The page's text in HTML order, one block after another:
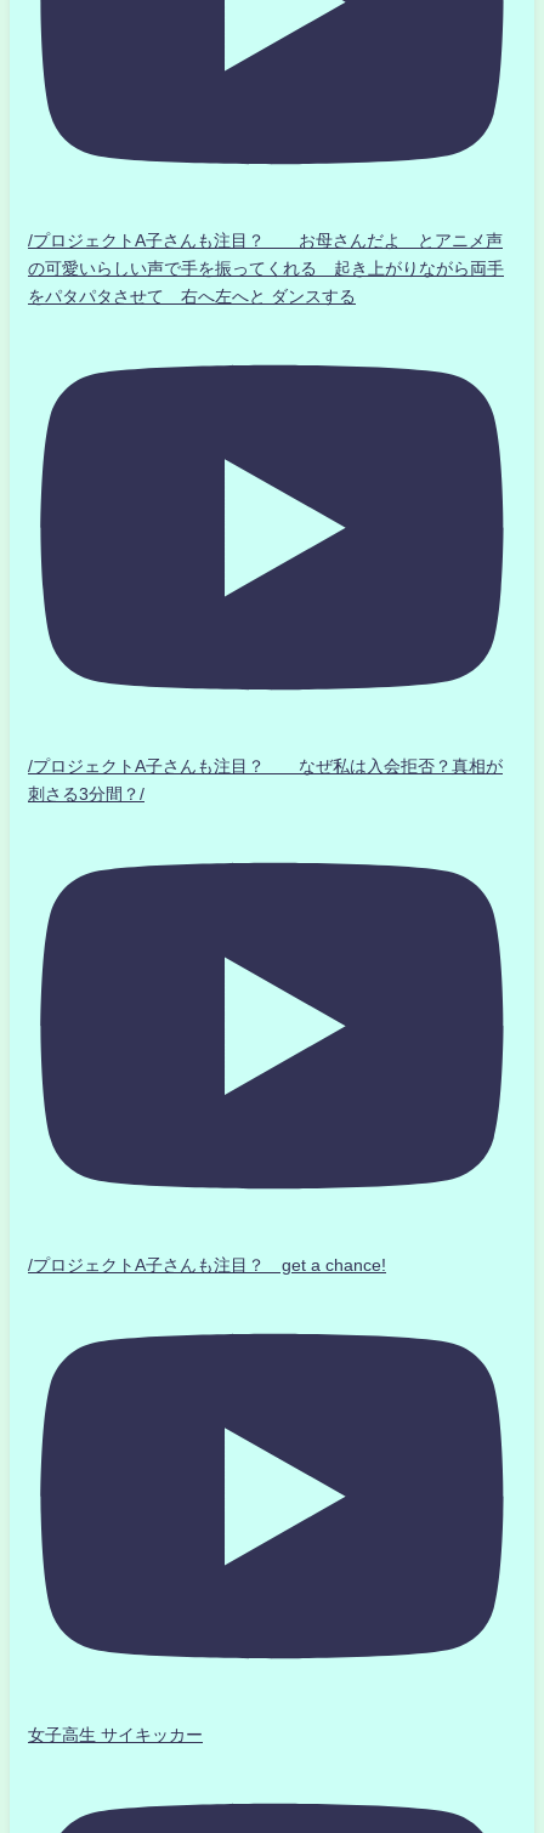
/プロジェクトA子さんも注目？ お母さんだよ とアニメ声
の可愛いらしい声で手を振ってくれる 起き上がりながら両手
をパタパタさせて 右へ左へと ダンスする
/プロジェクトA子さんも注目？ なぜ私は入会拒否？真相が
刺さる3分間？/
/プロジェクトA子さんも注目？ get a chance!
女子高生 サイキッカー